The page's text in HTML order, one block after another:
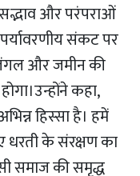
सद्भाव और परंपराओं
संकट पर
और जमीन की
कहा,
हिस्सा है। हमें
धरती के संरक्षण का
समाज की समृद्ध